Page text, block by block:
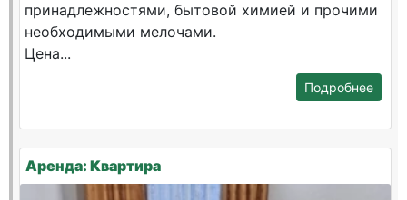
принадлежностями, бытовой химией и прочими
необходимыми мелочами.
Цена...
Подробнее
Аренда: Квартира